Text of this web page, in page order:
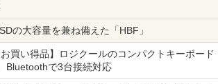
の大容量を兼ね備えた「HBF」
お買い得品】ロジクールのコンパクトキーボード
Bluetoothで3台接続対応